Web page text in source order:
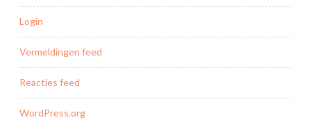
Login
Vermeldingen feed
Reacties feed
WordPress.org